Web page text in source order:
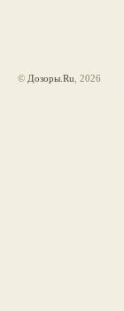
© Дозоры.Ru , 2026